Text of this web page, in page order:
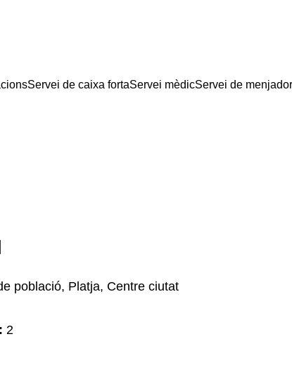
Servei de caixa fortaServei mèdicServei de menjador
població, Platja, Centre ciutat
2